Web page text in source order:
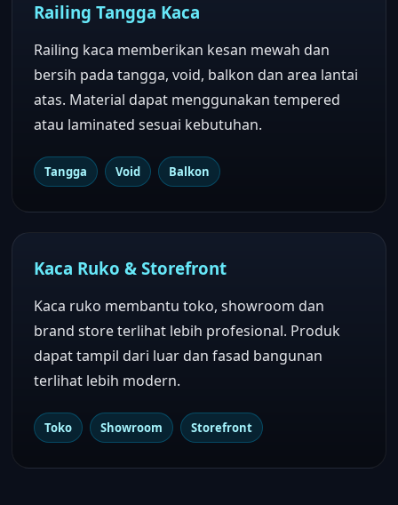
Railing Tangga Kaca
Railing kaca memberikan kesan mewah dan
bersih pada tangga, void, balkon dan area lantai
atas. Material dapat menggunakan tempered
atau laminated sesuai kebutuhan.
Tangga Void Balkon
Kaca Ruko & Storefront
Kaca ruko membantu toko, showroom dan
brand store terlihat lebih profesional. Produk
dapat tampil dari luar dan fasad bangunan
terlihat lebih modern.
Toko Showroom Storefront